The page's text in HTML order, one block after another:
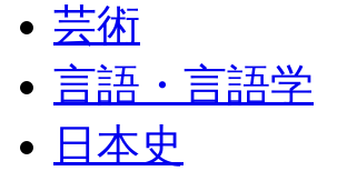
芸術
言語・言語学
日本史